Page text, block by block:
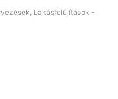
Lakásfelújítások -